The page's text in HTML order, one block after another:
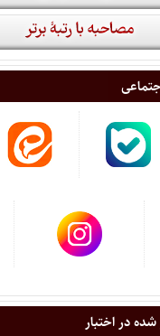
در اختبار